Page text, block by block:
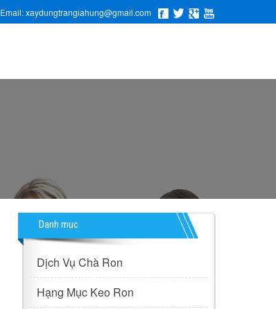
Email: xaydungtrangiahung@gmail.com
Danh mục
Dịch Vụ Chà Ron
Hạng Mục Keo Ron